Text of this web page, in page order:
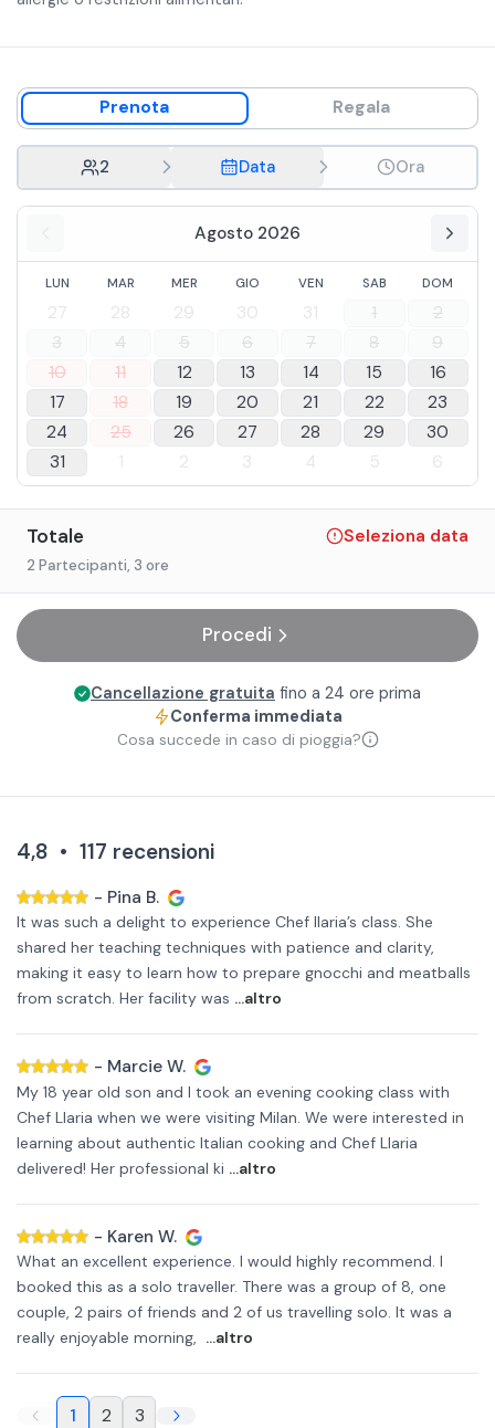
Prenota Regala
2 Data Ora
Agosto 2026
LUN MAR MER GIO VEN SAB DOM
27 28 29 30 31 1
2
3
4 5 6 7 8
9
10
11 12 13 14 15
16
17
18 19 20 21 22
23
24
25 26 27 28 29
30
31
1 2 3 4 5 6
Totale Seleziona data
2 Partecipanti, 3 ore
Procedi
Cancellazione gratuita fino a 24 ore prima
Conferma immediata
Cosa succede in caso di pioggia?
4,8 • 117 recensioni
- Pina B.
It was such a delight to experience Chef Ilaria’s class. She
shared her teaching techniques with patience and clarity,
making it easy to learn how to prepare gnocchi and meatballs
from scratch. Her facility was ...altro
- Marcie W.
My 18 year old son and I took an evening cooking class with
Chef Llaria when we were visiting Milan. We were interested in
learning about authentic Italian cooking and Chef Llaria
delivered! Her professional ki ...altro
- Karen W.
What an excellent experience. I would highly recommend. I
booked this as a solo traveller. There was a group of 8, one
couple, 2 pairs of friends and 2 of us travelling solo. It was a
really enjoyable morning, ...altro
1 2 3